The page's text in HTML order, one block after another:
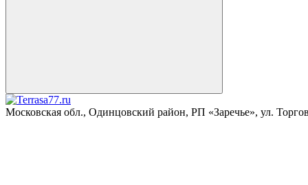
Московская обл., Одинцовский район, РП «Заречье», ул.